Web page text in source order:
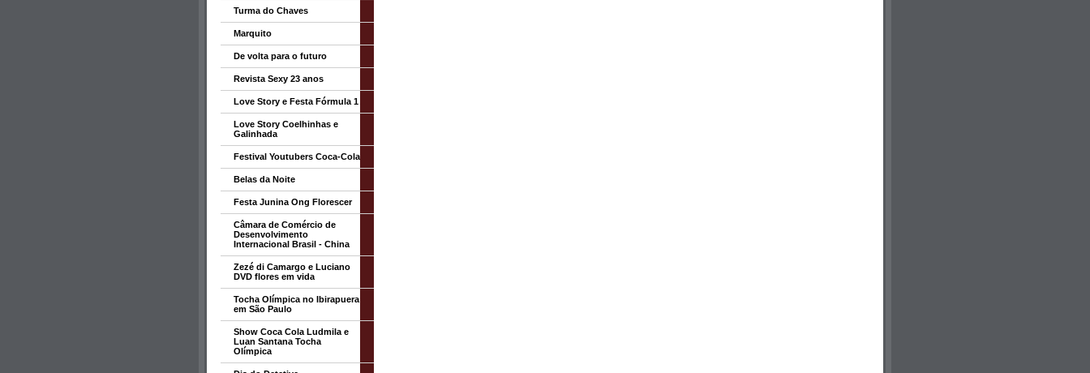
Turma do Chaves
Marquito
De volta para o futuro
Revista Sexy 23 anos
Love Story e Festa Fórmula 1
Love Story Coelhinhas e
Galinhada
Festival Youtubers Coca-Cola
Belas da Noite
Festa Junina Ong Florescer
Câmara de Comércio de
Desenvolvimento
Internacional Brasil - China
Zezé di Camargo e Luciano
DVD flores em vida
Tocha Olímpica no Ibirapuera
em São Paulo
Show Coca Cola Ludmila e
Luan Santana Tocha
Olímpica